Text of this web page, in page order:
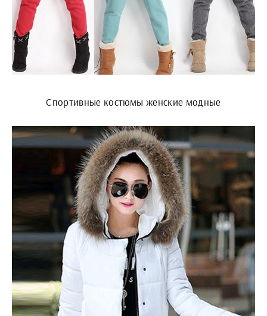
Спортивные костюмы женские модные